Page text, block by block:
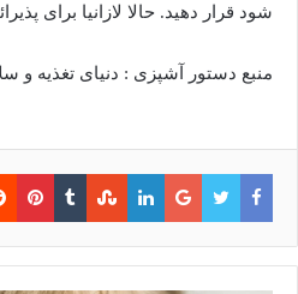
شود قرار دهید. حالا لازانیا برای
منبع دستور آشپزی : دنیای تغذیه و
فیس
بوک
توییترگوگل
پلاس
لینکدین ‫Tumblr